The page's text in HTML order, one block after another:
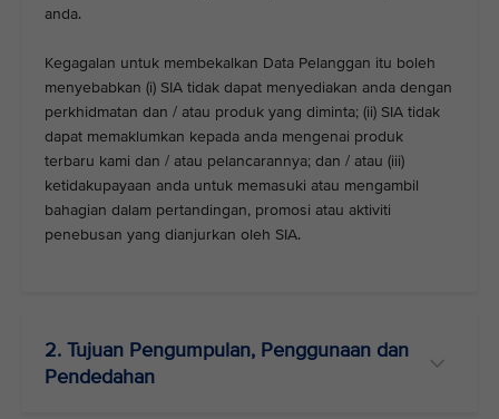
anda.
Kegagalan untuk membekalkan Data Pelanggan itu boleh
menyebabkan (i) SIA tidak dapat menyediakan anda dengan
perkhidmatan dan / atau produk yang diminta; (ii) SIA tidak
dapat memaklumkan kepada anda mengenai produk
terbaru kami dan / atau pelancarannya; dan / atau (iii)
ketidakupayaan anda untuk memasuki atau mengambil
bahagian dalam pertandingan, promosi atau aktiviti
penebusan yang dianjurkan oleh SIA.
2. Tujuan Pengumpulan, Penggunaan dan
Pendedahan